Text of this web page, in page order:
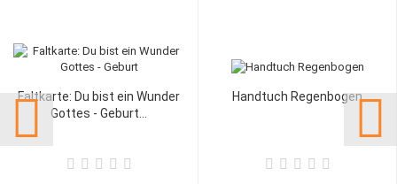
Faltkarte: Du bist ein Wunder
Gottes - Geburt...
Handtuch Regenbogen